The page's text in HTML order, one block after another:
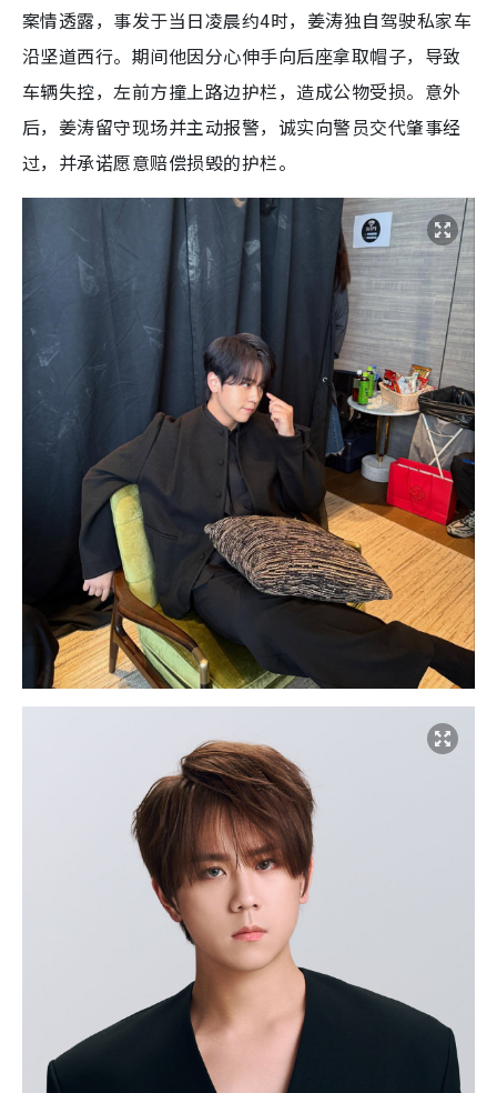
案情透露，事发于当日凌晨约4时，姜涛独自驾驶私家车
沿坚道西行。期间他因分心伸手向后座拿取帽子，导致
车辆失控，左前方撞上路边护栏，造成公物受损。意外
后，姜涛留守现场并主动报警，诚实向警员交代肇事经
过，并承诺愿意赔偿损毁的护栏。